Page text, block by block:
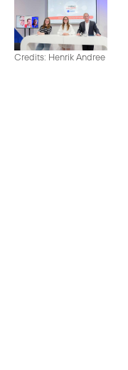
Credits: Henrik Andree